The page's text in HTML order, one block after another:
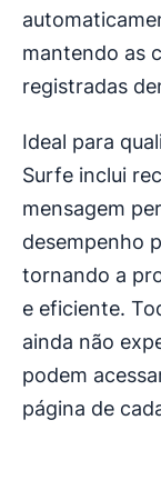
mantendo as
registradas
Ideal para
Surfe inclui
mensagem
desempenho
tornando a
e eficiente.
ainda não
podem
página de